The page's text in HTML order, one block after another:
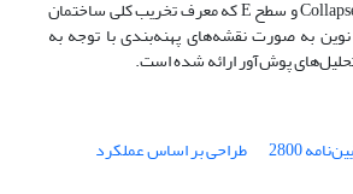
و سطحEکه معرف تخریب کلی ساختمان
به صورت نقشه‌های پهنه‌بندی با توجه به
پوش‌آور ارائه شده است.
2800 طراحی بر اساس عملکرد